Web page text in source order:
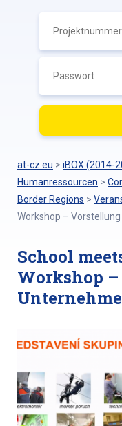
at-cz.eu > iBOX (2014-
Humanressourcen >
Border Regions >
Workshop –
School
Workshop